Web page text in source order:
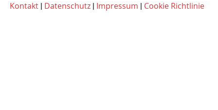
Kontakt | Datenschutz | Impressum | Cookie Richtlinie